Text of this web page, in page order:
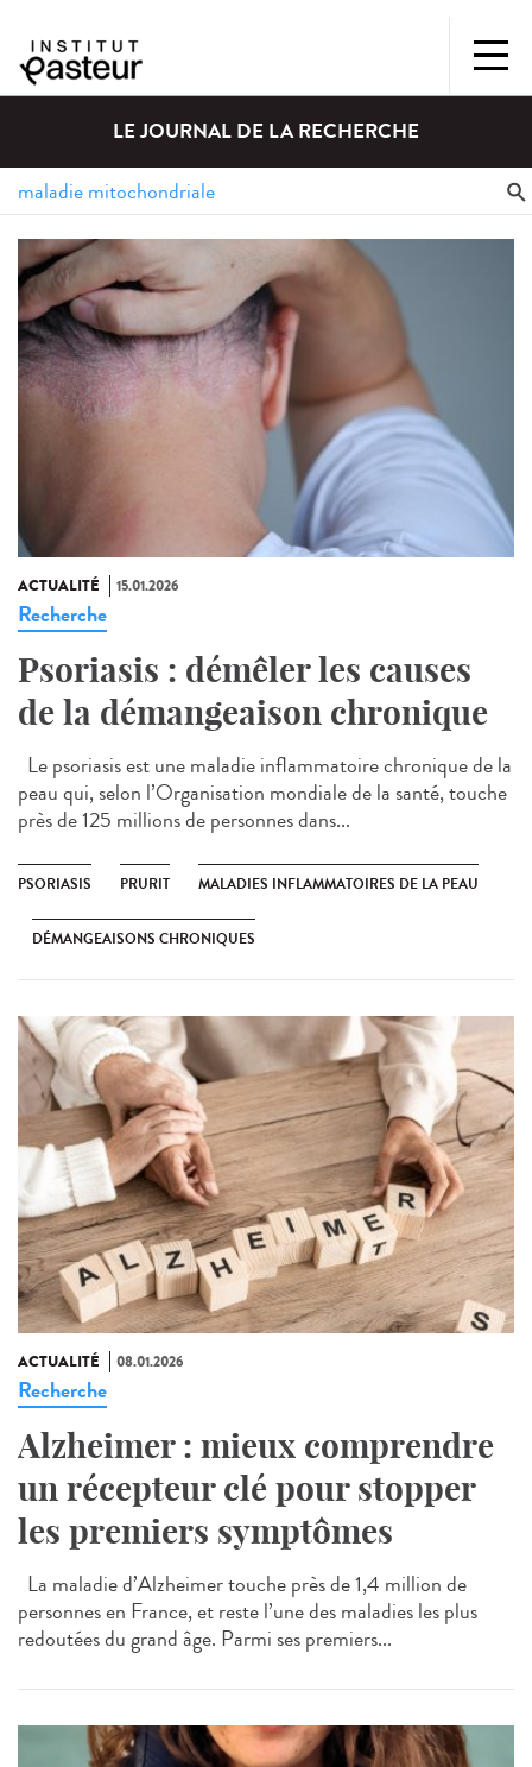
LE JOURNAL DE LA RECHERCHE
ACTUALITÉ 15.01.2026
Recherche
Psoriasis : démêler les causes
de la démangeaison chronique
Le psoriasis est une maladie inflammatoire chronique de la
peau qui, selon l’Organisation mondiale de la santé, touche
près de 125 millions de personnes dans...
PSORIASIS PRURIT MALADIES INFLAMMATOIRES DE LA PEAU
DÉMANGEAISONS CHRONIQUES
ACTUALITÉ 08.01.2026
Recherche
Alzheimer : mieux comprendre
un récepteur clé pour stopper
les premiers symptômes
La maladie d’Alzheimer touche près de 1,4 million de
personnes en France, et reste l’une des maladies les plus
redoutées du grand âge. Parmi ses premiers...